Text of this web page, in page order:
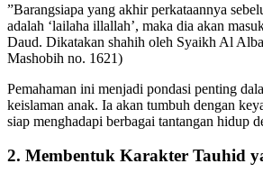
”Barangsiapa yang akhir perkataannya
adalah ‘lailaha illallah’, maka dia akan
Daud. Dikatakan shahih oleh Syaikh Al
Mashobih no. 1621)
Pemahaman ini menjadi pondasi penting
keislaman anak. Ia akan tumbuh dengan
siap menghadapi berbagai tantangan hidup
2. Membentuk Karakter Tauhid